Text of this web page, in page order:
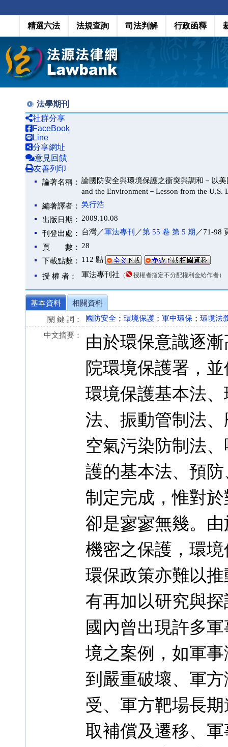
精選六法 法規查詢 司法判解 行政函釋
法學期刊
社群分享
FaceBook
Line
分享網址
意見回饋
友善列印
論著名稱： 論國防安全與環境保護之衝突與調和－以
and the Environment－Lesson from the
編著譯者： 吳行浩
出版日期： 2009.10.08
刊登出處： 台灣／軍法專刊 ／第 55 卷 第 5 期 ／71-98
頁 數： 28
下載點數： 112 點
授 權 者： 軍法專刊社 （ 授權者指定不分配權利金給作者）
基本資料
相關資料
關 鍵 詞：
國防安全 ； 環境保護 ； 軍中環保 ； 環境法
中文摘要：
由於環保意識逐
院環境保護署，
環境保護基本法
法、振動管制法
空氣污染防制法
護的基本法、預
制定完成，惟對
卻是寥寥無幾。
機密之保護，環
環保政策亦難以
有再加以研究與
國內曾出現許多
境之案例，如軍
到嚴重破壞、軍
受、軍方靶場長
取補償及遷移、